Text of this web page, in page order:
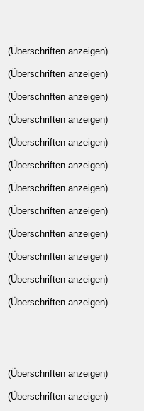
(Überschriften anzeigen)
(Überschriften anzeigen)
(Überschriften anzeigen)
(Überschriften anzeigen)
(Überschriften anzeigen)
(Überschriften anzeigen)
(Überschriften anzeigen)
(Überschriften anzeigen)
(Überschriften anzeigen)
(Überschriften anzeigen)
(Überschriften anzeigen)
(Überschriften anzeigen)
(Überschriften anzeigen)
(Überschriften anzeigen)